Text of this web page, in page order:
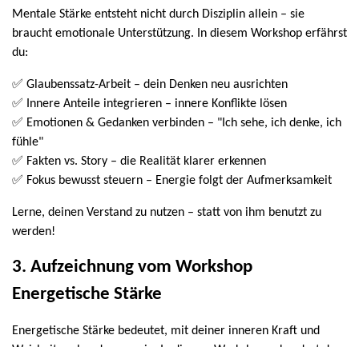
Mentale Stärke entsteht nicht durch Disziplin allein – sie
braucht emotionale Unterstützung. In diesem Workshop erfährst
du:
✅ Glaubenssatz-Arbeit – dein Denken neu ausrichten
✅ Innere Anteile integrieren – innere Konflikte lösen
✅ Emotionen & Gedanken verbinden – "Ich sehe, ich denke, ich
fühle"
✅ Fakten vs. Story – die Realität klarer erkennen
✅ Fokus bewusst steuern – Energie folgt der Aufmerksamkeit
Lerne, deinen Verstand zu nutzen – statt von ihm benutzt zu
werden!
3. Aufzeichnung vom Workshop
Energetische Stärke
Energetische Stärke bedeutet, mit deiner inneren Kraft und